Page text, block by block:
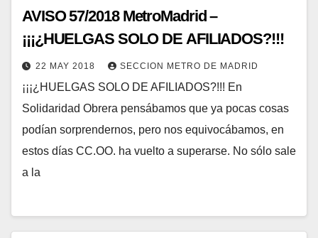
AVISO 57/2018 MetroMadrid –
¡¡¡¿HUELGAS SOLO DE AFILIADOS?!!!
22 MAY 2018 SECCION METRO DE MADRID
¡¡¡¿HUELGAS SOLO DE AFILIADOS?!!! En
Solidaridad Obrera pensábamos que ya pocas cosas
podían sorprendernos, pero nos equivocábamos, en
estos días CC.OO. ha vuelto a superarse. No sólo sale
a la